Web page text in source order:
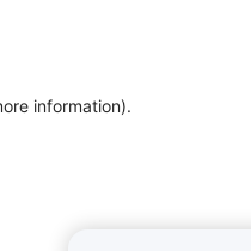
information).